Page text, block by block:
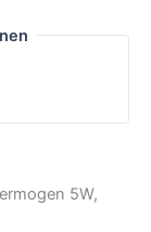
5W,